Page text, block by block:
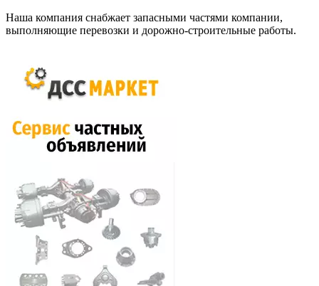
Наша компания снабжает запасными частями компании,
выполняющие перевозки и дорожно-строительные работы.